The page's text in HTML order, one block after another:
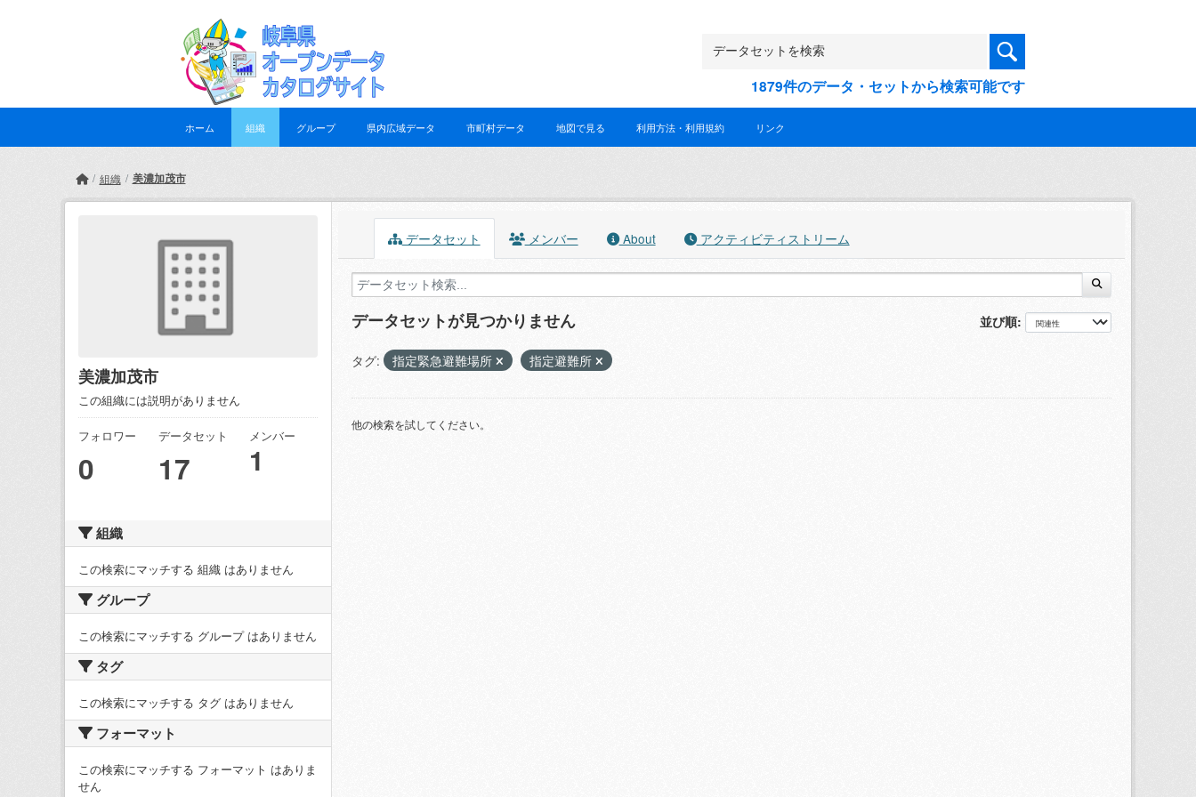
1879件のデータ・セットから検索可能です
ホーム 組織 グループ 県内広域データ 市町村データ 地図で見る 利用方法・利用規約 リンク
組織 美濃加茂市
美濃加茂市
この組織には説明がありません
フォロワー
0
データセット
17
メンバー
1
組織
この検索にマッチする 組織 はありません
グループ
この検索にマッチする グループ はありません
タグ
この検索にマッチする タグ はありません
フォーマット
この検索にマッチする フォーマット はありま
せん
データセット メンバー About アクティビティストリーム
並び順
データセットが見つかりません
タグ: 指定緊急避難場所 指定避難所
他の検索を試してください。